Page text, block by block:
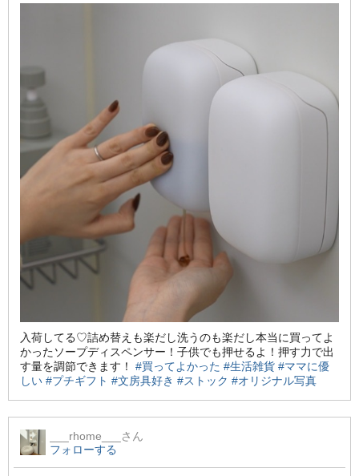
入荷してる♡詰め替えも楽だし洗うのも楽だし本当に買ってよ
かったソープディスペンサー！子供でも押せるよ！押す力で出
す量を調節できます！ #買ってよかった #生活雑貨 #ママに優
しい #プチギフト #文房具好き #ストック #オリジナル写真
___rhome___
さん
フォローする